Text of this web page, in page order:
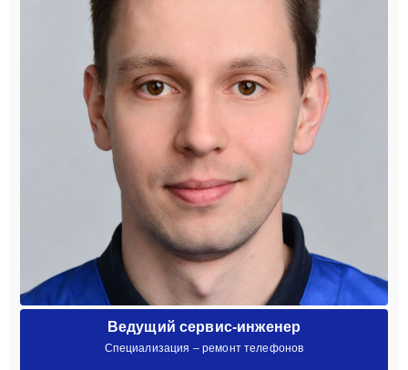
Ведущий сервис-инженер
Специализация – ремонт телефонов